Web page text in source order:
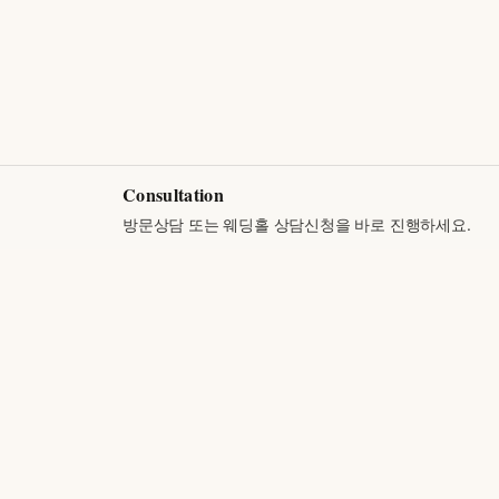
Consultation
방문상담 또는 웨딩홀 상담신청을 바로 진행하세요.